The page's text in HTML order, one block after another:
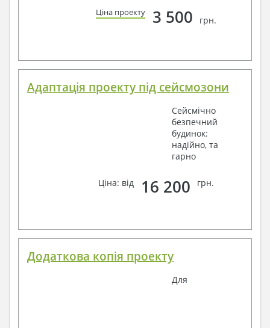
Ціна проекту 3 500 грн.
Адаптація проекту під сейсмозони
Сейсмічно
безпечний
будинок:
надійно, та
гарно
Ціна: від 16 200 грн.
Додаткова копія проекту
Для